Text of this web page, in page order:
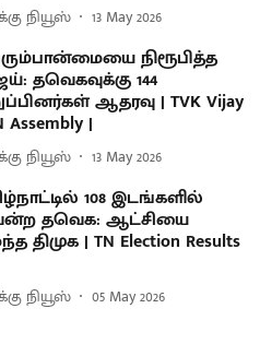
நியூஸ் 13 May 2026
நிரூபித்த
தவெகவுக்கு 144
ஆதரவு | TVK Vijay
Assembly |
நியூஸ் 13 May 2026
108 இடங்களில்
தவெக: ஆட்சியை
திமுக | TN Election Results
நியூஸ் 05 May 2026